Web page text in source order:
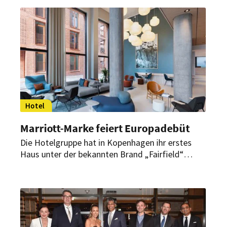
kosmopolitische Eleganz entstehen.
Hotel
Marriott-Marke feiert Europadebüt
Die Hotelgruppe hat in Kopenhagen ihr erstes
Haus unter der bekannten Brand „Fairfield“
Prototyp der Marke vorgestellt, welches als
Vorbild für das Design in Europa dienen soll.